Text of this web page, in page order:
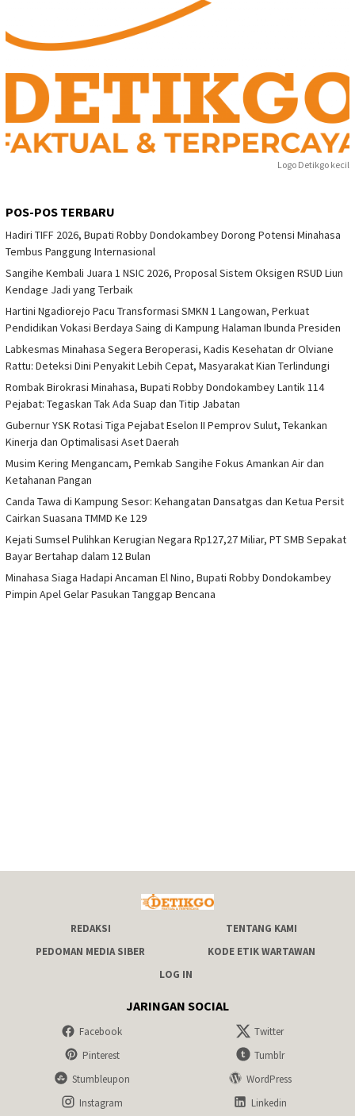
Logo Detikgo kecil
POS-POS TERBARU
Hadiri TIFF 2026, Bupati Robby Dondokambey Dorong Potensi Minahasa
Tembus Panggung Internasional
Sangihe Kembali Juara 1 NSIC 2026, Proposal Sistem Oksigen RSUD Liun
Kendage Jadi yang Terbaik
Hartini Ngadiorejo Pacu Transformasi SMKN 1 Langowan, Perkuat
Pendidikan Vokasi Berdaya Saing di Kampung Halaman Ibunda Presiden
Labkesmas Minahasa Segera Beroperasi, Kadis Kesehatan dr Olviane
Rattu: Deteksi Dini Penyakit Lebih Cepat, Masyarakat Kian Terlindungi
Rombak Birokrasi Minahasa, Bupati Robby Dondokambey Lantik 114
Pejabat: Tegaskan Tak Ada Suap dan Titip Jabatan
Gubernur YSK Rotasi Tiga Pejabat Eselon II Pemprov Sulut, Tekankan
Kinerja dan Optimalisasi Aset Daerah
Musim Kering Mengancam, Pemkab Sangihe Fokus Amankan Air dan
Ketahanan Pangan
Canda Tawa di Kampung Sesor: Kehangatan Dansatgas dan Ketua Persit
Cairkan Suasana TMMD Ke 129
Kejati Sumsel Pulihkan Kerugian Negara Rp127,27 Miliar, PT SMB Sepakat
Bayar Bertahap dalam 12 Bulan
Minahasa Siaga Hadapi Ancaman El Nino, Bupati Robby Dondokambey
Pimpin Apel Gelar Pasukan Tanggap Bencana
REDAKSI
TENTANG KAMI
PEDOMAN MEDIA SIBER
KODE ETIK WARTAWAN
LOG IN
JARINGAN SOCIAL
Facebook
Twitter
Pinterest
Tumblr
Stumbleupon
WordPress
Instagram
Linkedin